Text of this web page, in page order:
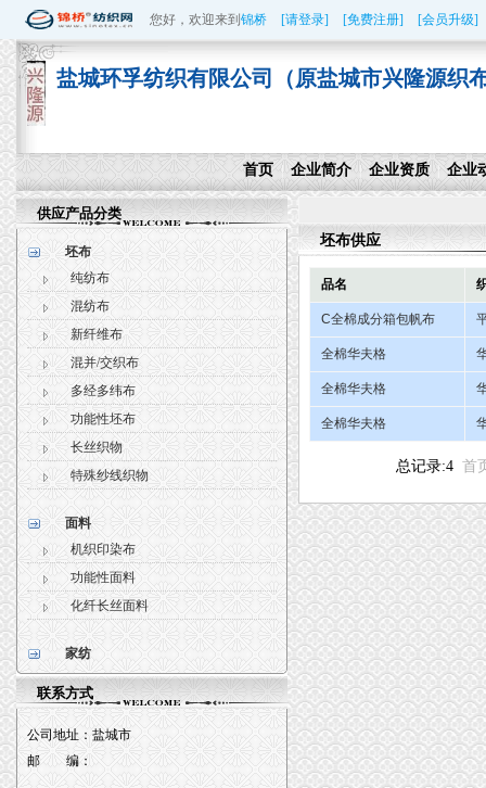
您好，欢迎来到 锦桥 [请登录] [免费注册] [会员升级]
盐城环孚纺织有限公司（原盐城市兴隆源织
首页 企业简介 企业资质 企业
供应产品分类
坯布
纯纺布
混纺布
新纤维布
混并/交织布
多经多纬布
功能性坯布
长丝织物
特殊纱线织物
面料
机织印染布
功能性面料
化纤长丝面料
家纺
联系方式
公司地址： 盐城市
邮 编：
坯布供应
品名
C全棉成分箱包帆布
全棉华夫格
全棉华夫格
全棉华夫格
总记录:4 首